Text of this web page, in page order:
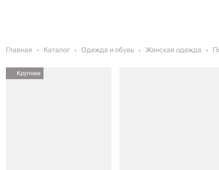
Главная Каталог Одежда и обувь Женская одежда
Крупнее